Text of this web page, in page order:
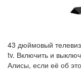
43 дюймовый
tv. Включить и
Алисы, если её об